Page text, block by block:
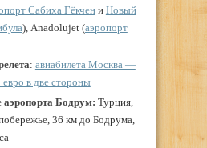
Сабиха Гёкчени Новый
), Anadolujet (аэропорт
: авиабилета Москва —
в две стороны
Бодрум: Турция,
36 км до Бодрума,